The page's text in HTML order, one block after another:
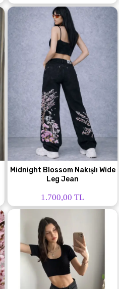
Midnight Blossom Nakışlı Wide
Leg Jean
1.700,00 TL